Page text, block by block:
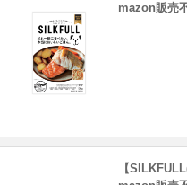
mazon販売
【